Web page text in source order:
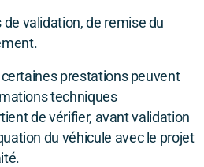
validation, de remise du
prestations peuvent
techniques
de vérifier, avant validation
du véhicule avec le projet